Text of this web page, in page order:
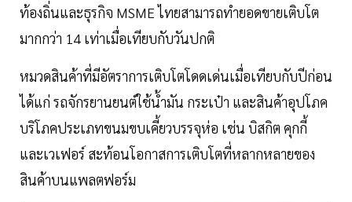
ท้องถิ่นและธุรกิจ MSME ไทยสามารถทำยอดขายเติบโต
มากกว่า 14 เท่าเมื่อเทียบกับวันปกติ
หมวดสินค้าที่มีอัตราการเติบโตโดดเด่นเมื่อเทียบกับปีก่อน
ได้แก่ รถจักรยานยนต์ใช้น้ำมัน กระเป๋า และสินค้าอุปโภค
บริโภคประเภทขนมขบเคี้ยวบรรจุห่อ เช่น บิสกิต คุกกี้
และเวเฟอร์ สะท้อนโอกาสการเติบโตที่หลากหลายของ
สินค้าบนแพลตฟอร์ม